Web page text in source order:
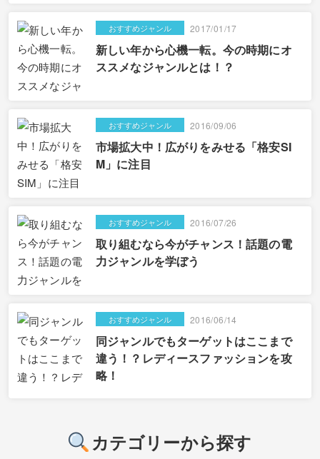
おすすめジャンル 2017/01/17
新しい年から心機一転。今の時期にオ
ススメなジャンルとは！？
おすすめジャンル 2016/09/06
市場拡大中！広がりをみせる「格安SI
M」に注目
おすすめジャンル 2016/07/26
取り組むなら今がチャンス！話題の電
力ジャンルを学ぼう
おすすめジャンル 2016/06/14
同ジャンルでもターゲットはここまで
違う！？レディースファッションを攻
略！
カテゴリーから探す